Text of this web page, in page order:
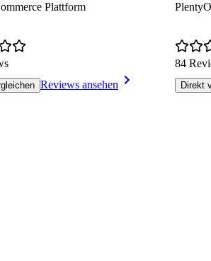
Plattform
Reviews ansehen
84
Direkt